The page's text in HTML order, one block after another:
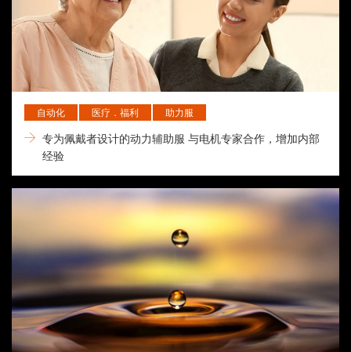
自动化 医疗．福利 助力服
专为佩戴者设计的动力辅助服 与电机专家合作，增加内部
经验